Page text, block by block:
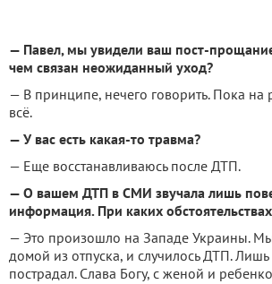
— Павел, мы увидели ваш пост-
чем связан неожиданный уход?
— В принципе, нечего говорить. Пока на
всё.
— У вас есть какая-то травма?
— Еще восстанавливаюсь после ДТП.
— О вашем ДТП в СМИ звучала лишь
информация. При каких
— Это произошло на Западе Украины.
домой из отпуска, и случилось ДТП.
пострадал. Слава Богу, с женой и